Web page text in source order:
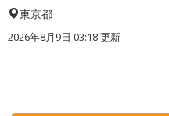
東京都
2026年8月9日 03:18更新